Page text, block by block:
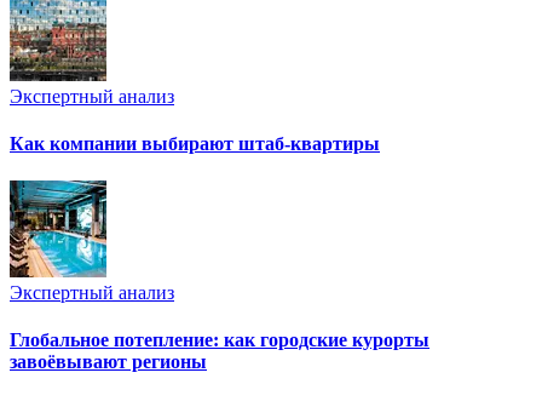
Экспертный анализ
Как компании выбирают штаб-квартиры
Экспертный анализ
Глобальное потепление: как городские курорты
завоёвывают регионы